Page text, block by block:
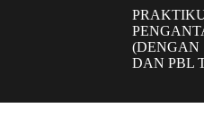
(DENGAN
DAN PBL